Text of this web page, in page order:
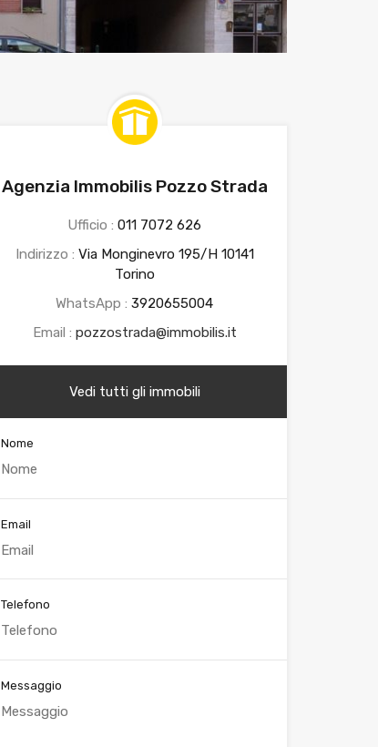
Agenzia Immobilis Pozzo Strada
Ufficio :011 7072 626
Indirizzo : Via Monginevro 195/H 10141
Torino
WhatsApp :3920655004
Email : pozzostrada@immobilis.it
Vedi tutti gli immobili
Nome
Email
Telefono
Messaggio